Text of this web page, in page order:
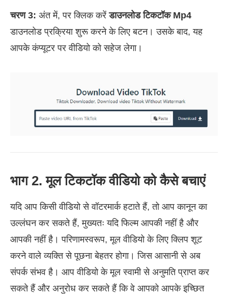
चरण 3: अंत में, पर क्लिक करेंडाउनलोड टिकटॉक Mp4
डाउनलोड प्रक्रिया शुरू करने के लिए बटन। उसके बाद, यह
आपके कंप्यूटर पर वीडियो को सहेज लेगा।
भाग 2. मूल टिकटॉक वीडियो को कैसे बचाएं
यदि आप किसी वीडियो से वॉटरमार्क हटाते हैं, तो आप कानून का
उल्लंघन कर सकते हैं, मुख्यतः यदि फिल्म आपकी नहीं है और
आपकी नहीं है। परिणामस्वरूप, मूल वीडियो के लिए क्लिप शूट
करने वाले व्यक्ति से पूछना बेहतर होगा। जिस आसानी से अब
संपर्क संभव है। आप वीडियो के मूल स्वामी से अनुमति प्राप्त कर
सकते हैं और अनुरोध कर सकते हैं कि वे आपको आपके इच्छित